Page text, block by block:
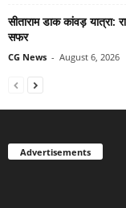
सीताराम डाक कांवड़
सफर
CG News - August 6, 2026
Advertisements